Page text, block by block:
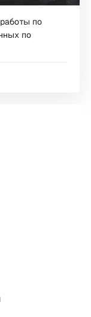
по
по